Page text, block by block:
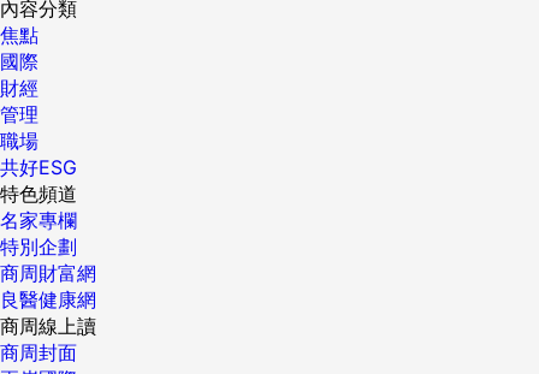
內容分類
焦點
國際
財經
管理
職場
共好ESG
特色頻道
名家專欄
特別企劃
商周財富網
良醫健康網
商周線上讀
商周封面